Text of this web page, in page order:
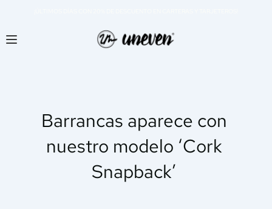
Barrancas aparece con
nuestro modelo ‘Cork
Snapback’